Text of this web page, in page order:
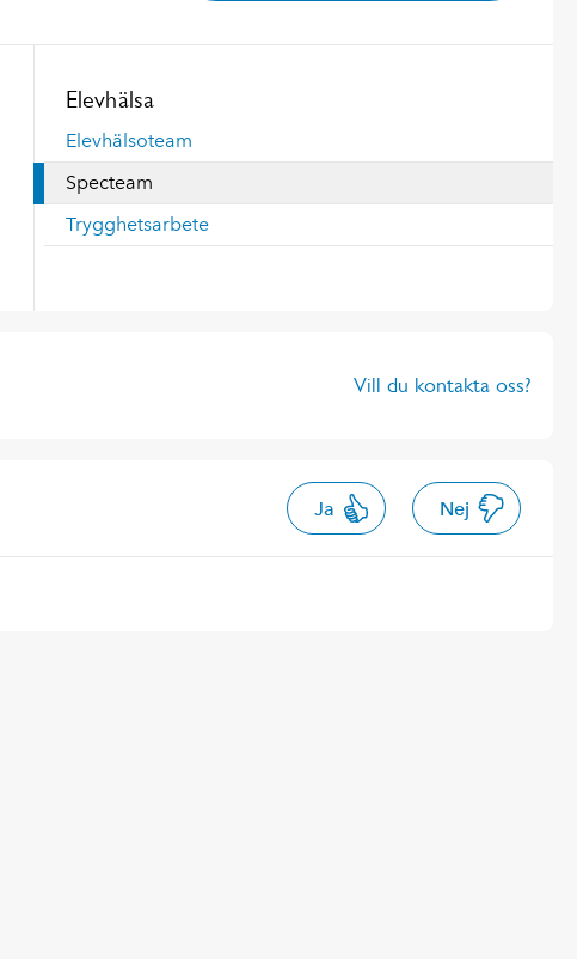
Elevhälsa
Elevhälsoteam
Specteam
Trygghetsarbete
Vill du kontakta oss?
Ja Nej